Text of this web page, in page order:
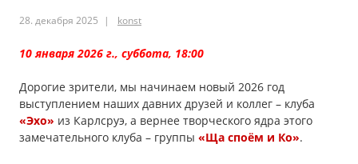
и
Виталий
БАСЕНОК,
15.2.2026
28. декабря 2025 konst
10 января 2026 г., суббота, 18:00
Дорогие зрители, мы начинаем новый 2026 год
выступлением наших давних друзей и коллег – клуба
«Эхо» из Карлсруэ, а вернее творческого ядра этого
замечательного клуба – группы «Ща споём и Ко».